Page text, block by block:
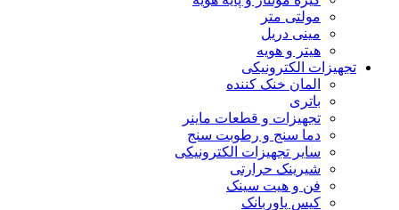
مولتی متر
مینی دریل
هیتر و هویه
تجهیزات الکترونیکی
المان خنک کننده
باتری
تجهیزات و قطعات ماینر
دما سنج و رطوبت سنج
سایر تجهیزات الکترونیکی
شیرینک حرارتی
فن و هیت سینک
کیس پاوربانک